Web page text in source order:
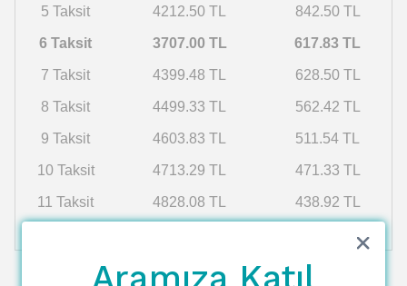
5 Taksit 4212.50 TL 842.50 TL
6 Taksit 3707.00 TL 617.83 TL
7 Taksit 4399.48 TL 628.50 TL
8 Taksit 4499.33 TL 562.42 TL
9 Taksit 4603.83 TL 511.54 TL
10 Taksit 4713.29 TL 471.33 TL
11 Taksit 4828.08 TL 438.92 TL
412.38 TL
Aramıza Katıl